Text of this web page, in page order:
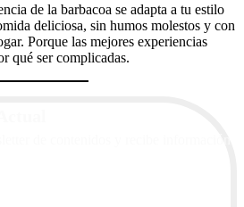
de la barbacoa se adapta a tu estilo
deliciosa, sin humos molestos y con
Porque las mejores experiencias
qué ser complicadas.